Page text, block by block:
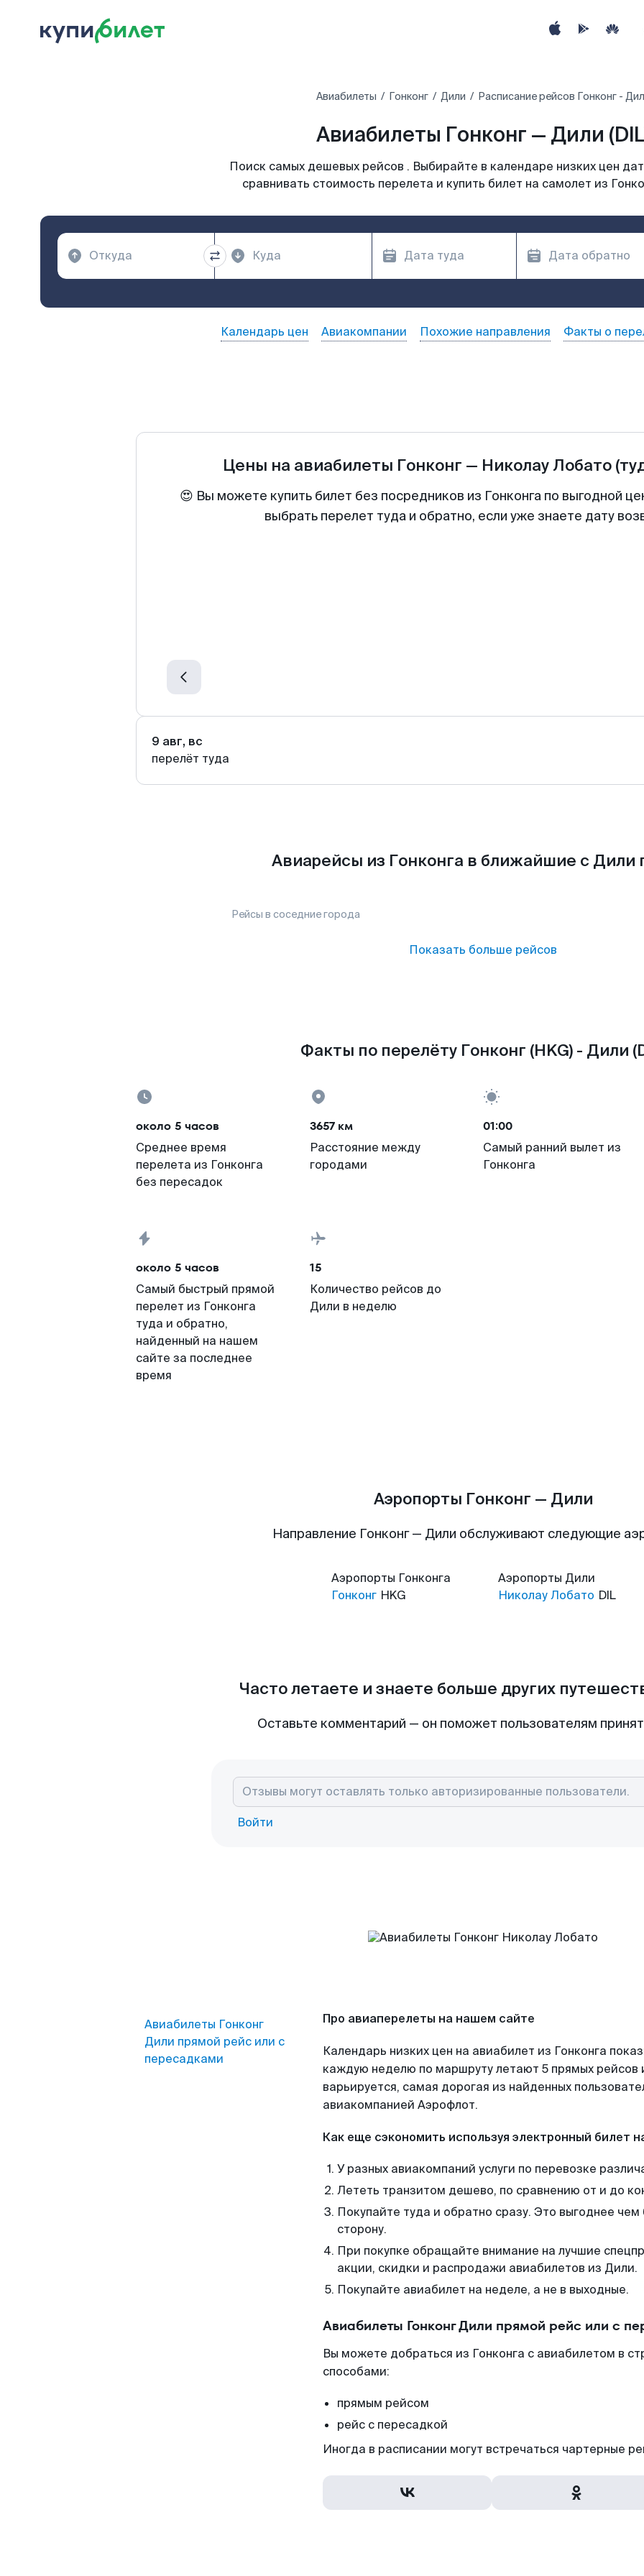
Авиабилеты Гонконг Дили Расписание рейсов Гонконг -
Авиабилеты Гонконг — Дили
Поиск самых дешевых рейсов . Выбирайте в календаре низких цен
сравнивать стоимость перелета и купить билет на самолет из
Календарь цен Авиакомпании Похожие направления Факты о
Цены на авиабилеты Гонконг — Николау Лобато
😍 Вы можете купить билет без посредников из Гонконга по выгодной
выбрать перелет туда и обратно, если уже знаете дату
9 авг, вс
перелёт туда
Авиарейсы из Гонконга в ближайшие с Дили
Рейсы в соседние города
Показать больше рейсов
Факты по перелёту Гонконг (HKG) - Дили
около 5 часов
Среднее время
перелета из Гонконга
без пересадок
3657 км
Расстояние между
городами
01:00
Самый ранний вылет из
Гонконга
около 5 часов
Самый быстрый прямой
перелет из Гонконга
туда и обратно,
найденный на нашем
сайте за последнее
время
15
Количество рейсов до
Дили в неделю
Аэропорты Гонконг — Дили
Направление Гонконг — Дили обслуживают следующие
Аэропорты Гонконга
Гонконг HKG
Аэропорты Дили
Николау Лобато DIL
Часто летаете и знаете больше других
Оставьте комментарий — он поможет пользователям
Войти
Авиабилеты Гонконг
Дили прямой рейс или с
пересадками
Про авиаперелеты на нашем сайте
Календарь низких цен на авиабилет из Гонконга
каждую неделю по маршруту летают 5 прямых рейсов
варьируется, самая дорогая из найденных
авиакомпанией Аэрофлот.
Как еще сэкономить используя электронный билет
У разных авиакомпаний услуги по перевозке
Лететь транзитом дешево, по сравнению от и до
Покупайте туда и обратно сразу. Это выгоднее
сторону.
При покупке обращайте внимание на лучшие
акции, скидки и распродажи авиабилетов из Дили.
Покупайте авиабилет на неделе, а не в выходные.
Авиабилеты Гонконг Дили прямой рейс или с
Вы можете добраться из Гонконга с авиабилетом в
способами:
прямым рейсом
рейс с пересадкой
Иногда в расписании могут встречаться чартерные